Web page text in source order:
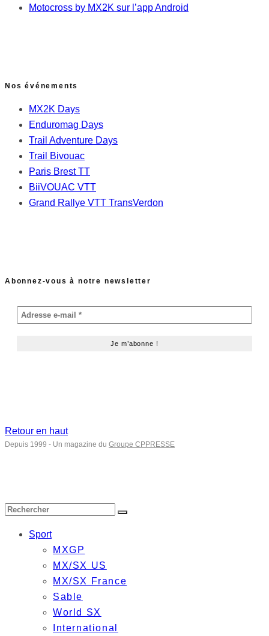
Motocross by MX2K sur l’app Android
Nos événements
MX2K Days
Enduromag Days
Trail Adventure Days
Trail Bivouac
Paris Brest TT
BiiVOUAC VTT
Grand Rallye VTT TransVerdon
Abonnez-vous à notre newsletter
Retour en haut
Depuis 1999 - Un magazine du Groupe CPPRESSE
Sport
MXGP
MX/SX US
MX/SX France
Sable
World SX
International